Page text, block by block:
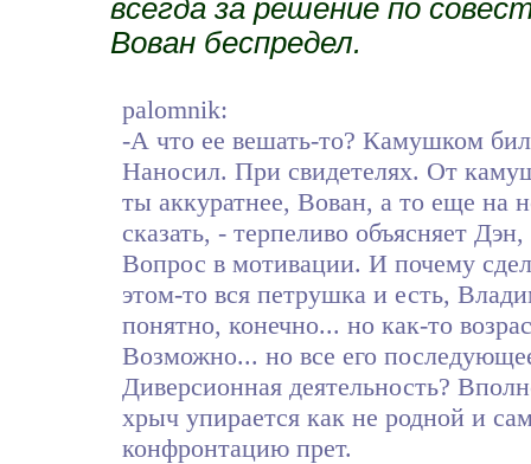
всегда за решение по
Вован беспредел.
palomnik:
-А что ее вешать-то? Камушком
Наносил. При свидетелях. От
ты аккуратнее, Вован, а то еще на
сказать, - терпеливо объясняет
Вопрос в мотивации. И почему
этом-то вся петрушка и есть,
понятно, конечно... но как-то
Возможно... но все его
Диверсионная деятельность?
хрыч упирается как не родной и
конфронтацию прет.